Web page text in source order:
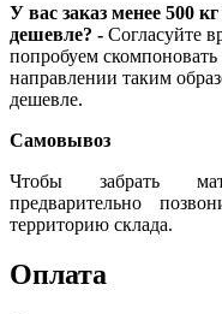
У вас заказ менее 500
дешевле? - Согласуйте
попробуем скомпоновать
направлении таким
дешевле.
Самовывоз
Чтобы забрать
предварительно
территорию склада.
Оплата